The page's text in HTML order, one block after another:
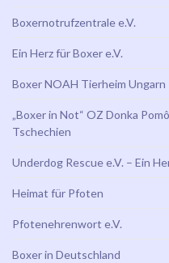
Boxernotrufzentrale e.V.
Ein Herz für Boxer e.V.
Boxer NOAH Tierheim Ungarn
„Boxer in Not“ OZ Donka
Tschechien
Underdog Rescue e.V. – Ein
Heimat für Pfoten
Pfotenehrenwort e.V.
Boxer in Deutschland